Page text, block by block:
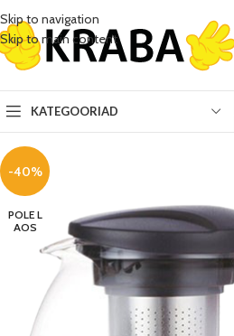
Skip to navigation
Skip to main content
KATEGOORIAD
-40%
POLE L
AOS